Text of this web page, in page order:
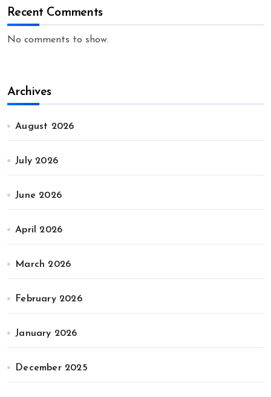
Recent Comments
No comments to show.
Archives
August 2026
July 2026
June 2026
April 2026
March 2026
February 2026
January 2026
December 2025